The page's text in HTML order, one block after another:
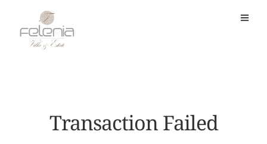
Transaction Failed